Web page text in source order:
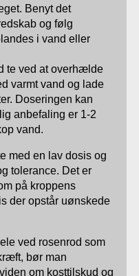
Benyt det
og følg
i vand eller
te ved at overhælde
varmt vand og lade
Doseringen kan
anbefaling er 1-2
vand.
med en lav dosis og
tolerance. Det er
på kroppens
der opstår uønskede
ved rosenrod som
bør man
om kosttilskud og